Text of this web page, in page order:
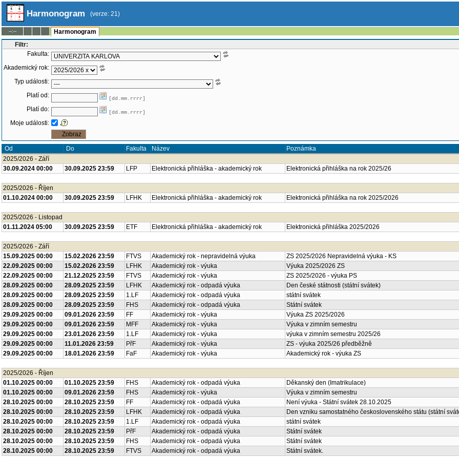
Harmonogram (verze: 21)
--:--
Harmonogram
Filtr:
Fakulta:
Akademický rok:
Typ události:
Platí od:
[dd.mm.rrrr]
Platí do: [dd.mm.rrrr]
Moje události:
Od Do Fakulta Název
Poznámka
2025/2026 - Září
30.09.2024 00:00
30.09.2025 23:59 LFP Elektronická přihláška - akademický rok Elektronická přihláška na rok 2025/26
2025/2026 - Říjen
01.10.2024 00:00
30.09.2025 23:59 LFHK Elektronická přihláška - akademický rok Elektronická přihláška na rok 2025/2026
2025/2026 - Listopad
01.11.2024 05:00
30.09.2025 23:59 ETF Elektronická přihláška - akademický rok Elektronická přihláška 2025/2026
2025/2026 - Září
15.09.2025 00:00
15.02.2026 23:59 FTVS Akademický rok - nepravidelná výuka
ZS 2025/2026 Nepravidelná výuka - KS
22.09.2025 00:00
15.02.2026 23:59 LFHK Akademický rok - výuka
Výuka 2025/2026 ZS
22.09.2025 00:00
21.12.2025 23:59 FTVS Akademický rok - výuka
ZS 2025/2026 - výuka PS
28.09.2025 00:00
28.09.2025 23:59 LFHK Akademický rok - odpadá výuka
Den české státnosti (státní svátek)
28.09.2025 00:00
28.09.2025 23:59 1.LF Akademický rok - odpadá výuka
státní svátek
28.09.2025 00:00
28.09.2025 23:59 FHS Akademický rok - odpadá výuka
Státní svátek
29.09.2025 00:00
09.01.2026 23:59 FF Akademický rok - výuka
Výuka ZS 2025/2026
29.09.2025 00:00
09.01.2026 23:59 MFF Akademický rok - výuka
Výuka v zimním semestru
29.09.2025 00:00
23.01.2026 23:59 1.LF Akademický rok - výuka
výuka v zimním semestru 2025/26
29.09.2025 00:00
11.01.2026 23:59 PřF Akademický rok - výuka
ZS - výuka 2025/26 předběžně
29.09.2025 00:00
18.01.2026 23:59 FaF Akademický rok - výuka Akademický rok - výuka ZS
2025/2026 - Říjen
01.10.2025 00:00
01.10.2025 23:59 FHS Akademický rok - odpadá výuka
Děkanský den (Imatrikulace)
01.10.2025 00:00
09.01.2026 23:59 FHS Akademický rok - výuka
Výuka v zimním semestru
28.10.2025 00:00
28.10.2025 23:59 FF Akademický rok - odpadá výuka
Není výuka - Státní svátek 28.10.2025
28.10.2025 00:00
28.10.2025 23:59 LFHK Akademický rok - odpadá výuka
Den vzniku samostatného československého státu (státní
28.10.2025 00:00
28.10.2025 23:59 1.LF Akademický rok - odpadá výuka
státní svátek
28.10.2025 00:00
28.10.2025 23:59 PřF Akademický rok - odpadá výuka
Státní svátek
28.10.2025 00:00
28.10.2025 23:59 FHS Akademický rok - odpadá výuka
Státní svátek
28.10.2025 00:00
28.10.2025 23:59 FTVS Akademický rok - odpadá výuka Státní svátek.